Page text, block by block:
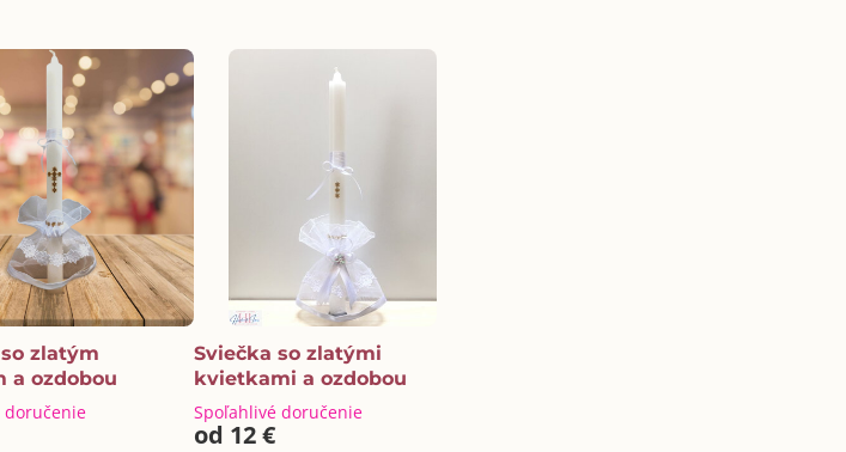
zlatým
a ozdobou
doručenie
Sviečka so zlatými
kvietkami a ozdobou
Spoľahlivé doručenie
od 12 €